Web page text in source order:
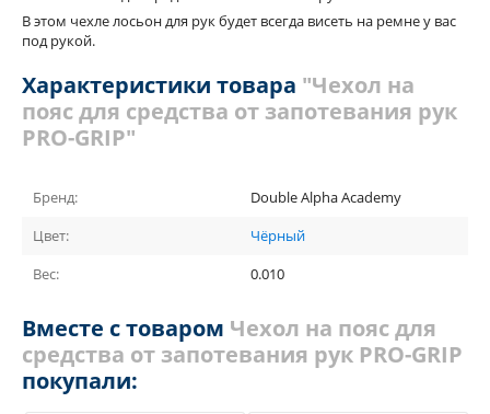
В этом чехле лосьон для рук будет всегда висеть на ремне у вас
под рукой.
Характеристики товара "Чехол на
пояс для средства от запотевания рук
PRO-GRIP"
Бренд:
Double Alpha Academy
Цвет:
Чёрный
Вес:
0.010
Вместе с товаром Чехол на пояс для
средства от запотевания рук PRO-GRIP
покупали: